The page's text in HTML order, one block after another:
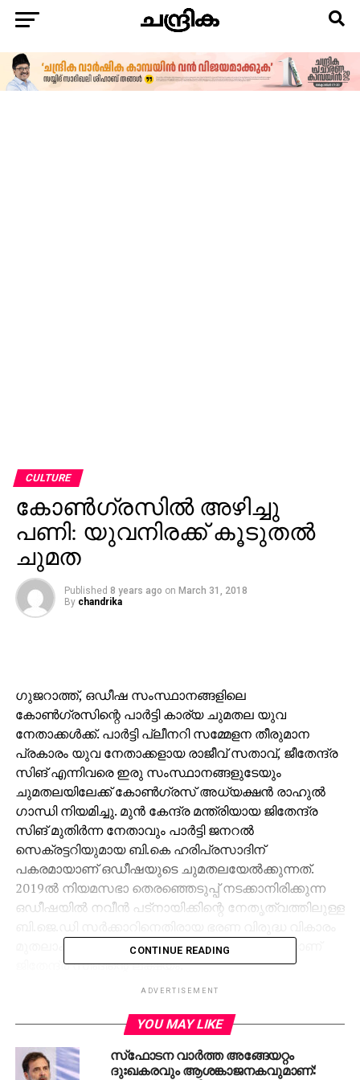
CULTURE
കോണ്‍ഗ്രസില്‍ അഴിച്ചു
പണി: യുവനിരക്ക് കൂടുതല്‍
ചുമത
Published 8 years ago on March 31, 2018
By chandrika
ഗുജറാത്ത്, ഒഡീഷ സംസ്ഥാനങ്ങളിലെ
കോണ്‍ഗ്രസിന്റെ പാര്‍ട്ടി കാര്യ ചുമതല യുവ
നേതാക്കള്‍ക്ക്. പാര്‍ട്ടി പ്ലീനറി സമ്മേളന തീരുമാന
പ്രകാരം യുവ നേതാക്കളായ രാജീവ് സതാവ്, ജീതേന്ദ്ര
സിങ് എന്നിവരെ ഇരു സംസ്ഥാനങ്ങളുടേയും
ചുമതലയിലേക്ക് കോണ്‍ഗ്രസ് അധ്യക്ഷന്‍ രാഹുല്‍
ഗാന്ധി നിയമിച്ചു. മുന്‍ കേന്ദ്ര മന്ത്രിയായ ജിതേന്ദ്ര
സിങ് മുതിര്‍ന്ന നേതാവും പാര്‍ട്ടി ജനറല്‍
സെക്രട്ടറിയുമായ ബി.കെ ഹരിപ്രസാദിന്
പകരമായാണ് ഒഡീഷയുടെ ചുമതലയേല്‍ക്കുന്നത്.
2019ല്‍ നിയമസഭാ തെരഞ്ഞെടുപ്പ് നടക്കാനിരിക്കുന്ന
ഒഡീഷയില്‍ നവീന്‍ പട്‌നായിക്കിന്റെ നേതൃത്വത്തിലുള്ള
മുതലാക്കി പാര്‍ട്ടിയെ ഉയര്‍ത്തിക്കൊണ്ടു വരികയാണ്
ജിതേന്ദ്ര സിങിന്റെ ലക്ഷ്യം.
മുന്‍ യൂത്ത് കോണ്‍ഗ്രസ് അധ്യക്ഷനും
എം.പിയുമായ രാജീവ് സതാവ് മുതിര്‍ന്ന നേതാവ്
ഗുജറാത്തിന്റെ ചുമതലയേല്‍ക്കുന്നത്. ഗുജറാത്തില്‍
CONTINUE READING
ADVERTISEMENT
YOU MAY LIKE
സ്‌ഫോടന വാര്‍ത്ത അങ്ങേയറ്റം
ദുഃഖകരവും ആശങ്കാജനകവുമാണ്: